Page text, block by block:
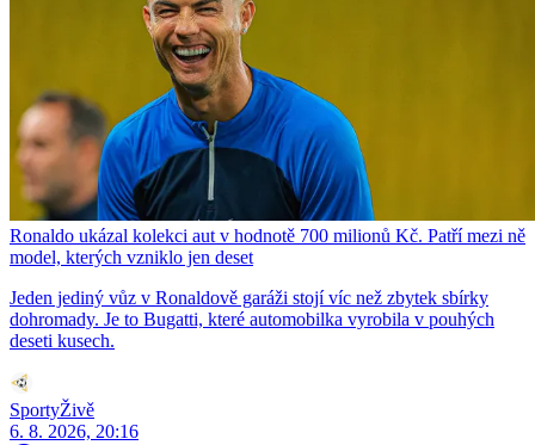
Ronaldo ukázal kolekci aut v hodnotě 700 milionů Kč. Patří mezi ně
model, kterých vzniklo jen deset
Jeden jediný vůz v Ronaldově garáži stojí víc než zbytek sbírky
dohromady. Je to Bugatti, které automobilka vyrobila v pouhých
deseti kusech.
SportyŽivě
6. 8. 2026, 20:16